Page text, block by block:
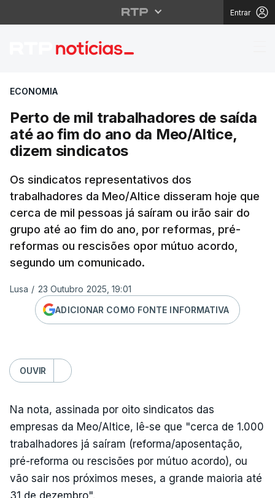
Entrar
Perto de mil
ECONOMIA
Perto de mil trabalhadores de saída
até ao fim do ano da Meo/Altice,
dizem sindicatos
Os sindicatos representativos dos
trabalhadores da Meo/Altice disseram hoje que
cerca de mil pessoas já saíram ou irão sair do
grupo até ao fim do ano, por reformas, pré-
reformas ou rescisões opor mútuo acordo,
segundo um comunicado.
Lusa / 23 Outubro 2025, 19:01
ADICIONAR COMO FONTE INFORMATIVA
OUVIR
Na nota, assinada por oito sindicatos das
empresas da Meo/Altice, lê-se que "cerca de 1.000
trabalhadores já saíram (reforma/aposentação,
pré-reforma ou rescisões por mútuo acordo), ou
vão sair nos próximos meses, a grande maioria até
31 de dezembro".